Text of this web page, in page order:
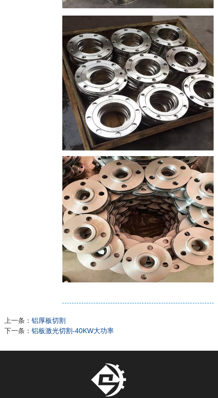
上一条： 铝厚板切割
下一条： 铝板激光切割-40KW大功率